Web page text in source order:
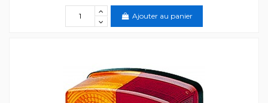
Ajouter au panier